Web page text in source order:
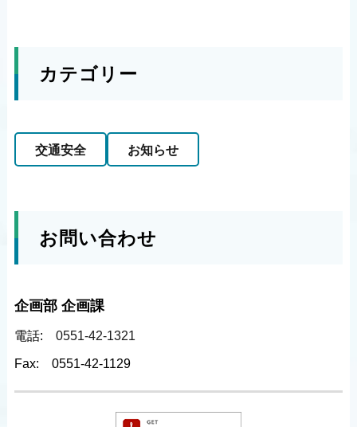
カテゴリー
交通安全 お知らせ
お問い合わせ
企画部 企画課
電話: 0551-42-1321
Fax: 0551-42-1129